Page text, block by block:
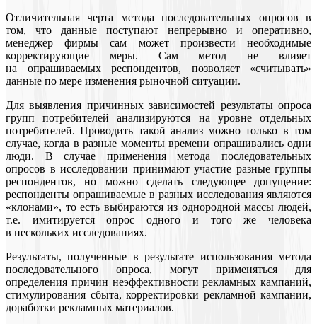
Отличительная черта метода последовательных опросов в
том, что данные поступают непрерывно и оперативно,
менеджер фирмы сам может произвести необходимые
корректирующие меры. Сам метод не влияет
на опрашиваемых респондентов, позволяет «считывать»
данные по мере изменения рыночной ситуации.
Для выявления причинных зависимостей результаты опроса
групп потребителей анализируются на уровне отдельных
потребителей. Проводить такой анализ можно только в том
случае, когда в разные моменты времени опрашивались одни
люди. В случае применения метода последовательных
опросов в исследовании принимают участие разные группы
респондентов, но можно сделать следующее допущение:
респонденты опрашиваемые в разных исследования являются
«клонами», то есть выбираются из однородной массы людей,
т.е. имитируется опрос одного и того же человека
в нескольких исследованиях.
Результаты, полученные в результате использования метода
последовательного опроса, могут применяться для
определения причин неэффективности рекламных кампаний,
стимулирования сбыта, корректировки рекламной кампании,
доработки рекламных материалов.